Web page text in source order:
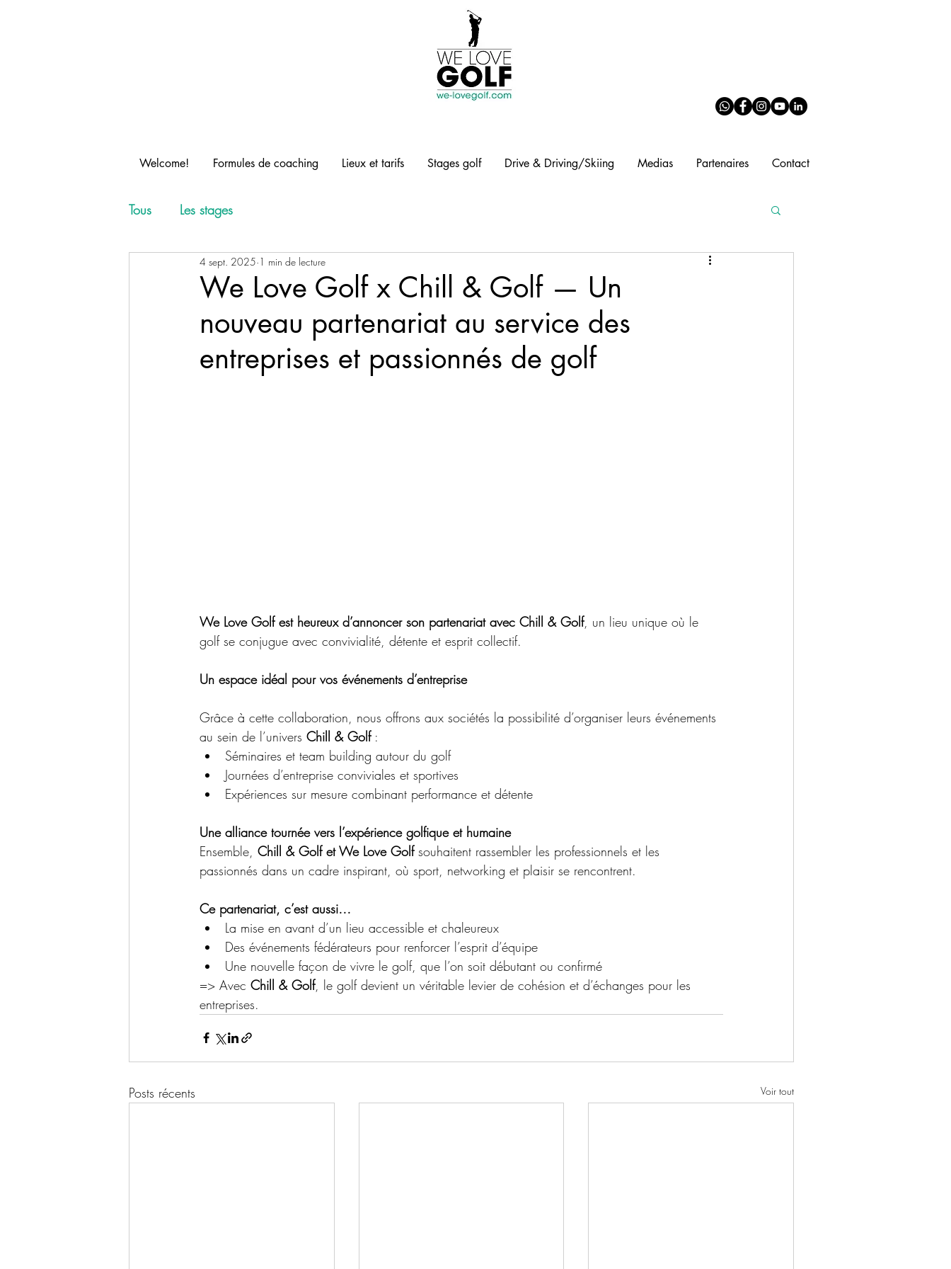
Welcome! Formules de coaching Lieux et tarifs Stages golf Drive & Driving/Skiing Medias Partenaires Contact
Tous Les stages
We Love Golf x Chill & Golf — Un
nouveau partenariat au service des
entreprises et passionnés de golf
4 sept. 2025 1 min de lecture
We Love Golf est heureux d’annoncer son partenariat avec Chill & Golf, un lieu unique où le
golf se conjugue avec convivialité, détente et esprit collectif.
Un espace idéal pour vos événements d’entreprise
Grâce à cette collaboration, nous offrons aux sociétés la possibilité d’organiser leurs événements
au sein de l’univers Chill & Golf :
Séminaires et team building autour du golf
Journées d’entreprise conviviales et sportives
Expériences sur mesure combinant performance et détente
Une alliance tournée vers l’expérience golfique et humaine
Ensemble, Chill & Golf et We Love Golf souhaitent rassembler les professionnels et les
passionnés dans un cadre inspirant, où sport, networking et plaisir se rencontrent.
Ce partenariat, c’est aussi…
La mise en avant d’un lieu accessible et chaleureux
Des événements fédérateurs pour renforcer l’esprit d’équipe
Une nouvelle façon de vivre le golf, que l’on soit débutant ou confirmé
=> Avec Chill & Golf, le golf devient un véritable levier de cohésion et d’échanges pour les
entreprises.
Posts récents Voir tout